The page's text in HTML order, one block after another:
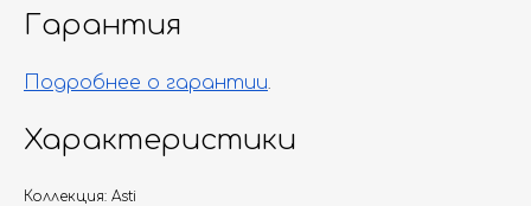
Гарантия
Подробнее о гарантии.
Характеристики
Коллекция: Asti